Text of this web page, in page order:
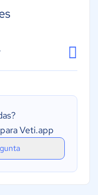
Veti.app